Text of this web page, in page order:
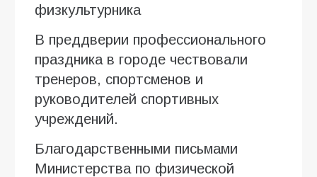
физкультурника
В преддверии профессионального
праздника в городе чествовали
тренеров, спортсменов и
руководителей спортивных
учреждений.
Благодарственными письмами
Министерства по физической